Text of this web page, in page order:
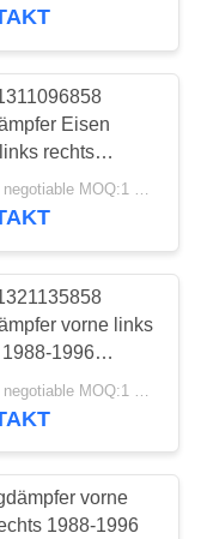
Eisen
rechts
für E39
Price is negotiable MOQ:1 Stk
vorne links
1996
für E34
vorne
1988-1996